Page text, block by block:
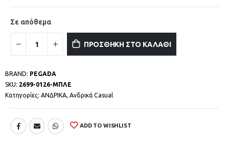
Σε απόθεμα
ΠΡΟΣΘΗΚΗ ΣΤΟ ΚΑΛΑΘΙ
BRAND: PEGADA
SKU: 2699-0126-ΜΠΛΕ
Κατηγορίες: ΑΝΔΡΙΚΑ, Ανδρικά Casual
ADD TO WISHLIST